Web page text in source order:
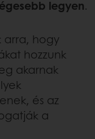
legyen.
arra, hogy
hozzunk
akarnak
és az
a